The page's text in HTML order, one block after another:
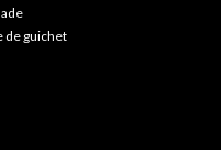
de guichet